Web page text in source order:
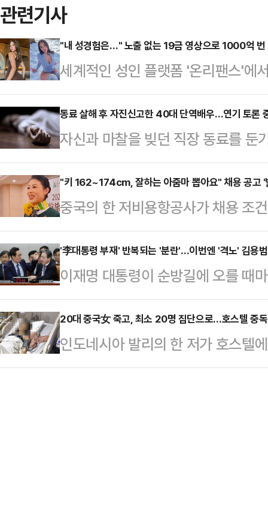
관련기사
"내 성경험은…" 노출 없는 19금 영상으로 1000억
세계적인 성인 플랫폼 '온리팬스'에
이 하루 수익 전액을 기부해 화제
즈 등 미국 매체에 따르면 플로리다
단 2년 만에 누적 수익이 1억 달러(
인은 현재 틱톡, 인스타그램 등 소
팔로워를 보유하고 있다. 특히 성인
다.그는 지난달 30일 "어린 시절 형
원으로…
동료 살해 후 자진신고한 40대 단역배우…연기 토론
자신과 마찰을 빚던 직장 동료를
해졌다.19일 수원지법 평택지원 형
로 기소된 A씨에게 징역 12년을 선
우인 A씨는 지난 5월1일 오전 경기
인 40대 남성 B씨에게 둔기를 휘둘
씨와 술을 마시며 연기 이론에 대한
으로 조사됐다.A씨는 범행 후 스스
혐의를 시인…
"키 162~174cm, 잘하는 아줌마 뽑아요" 채용 공고 '
중국의 한 저비용항공사가 채용 조
(Air Aunties)'라는 명칭을 사용해
우스차이나모닝포스트(SCMP)에
공(Spring Airlines)은 "상하이와
획"이라고 밝히며 25세~40세 여성
히 결혼했거나 자녀가 있는 지원자
고 불렀다.공개된 채용 조건에 따르
…
'李대통령 부재' 반복되는 '분란'…이번엔 '격노' 김용
이재명 대통령이 순방길에 오를 때
반복하지 않기 위해 강경 발언을 자
상치 못하게 대통령실에서 발생했
관련 지적 과정에서 자녀가 언급되
이다. 여야 모두 김 실장의 태도가
20대 중국女 죽고, 최소 20명 집단으로…호스텔 중
인도네시아 발리의 한 저가 호스텔
이고 한 중국인 여성 관광객이 객실